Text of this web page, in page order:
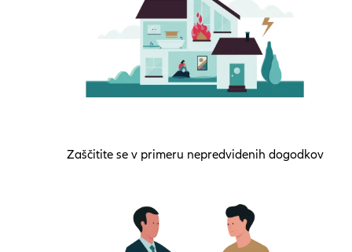
Zaščitite se v primeru nepredvidenih dogodkov